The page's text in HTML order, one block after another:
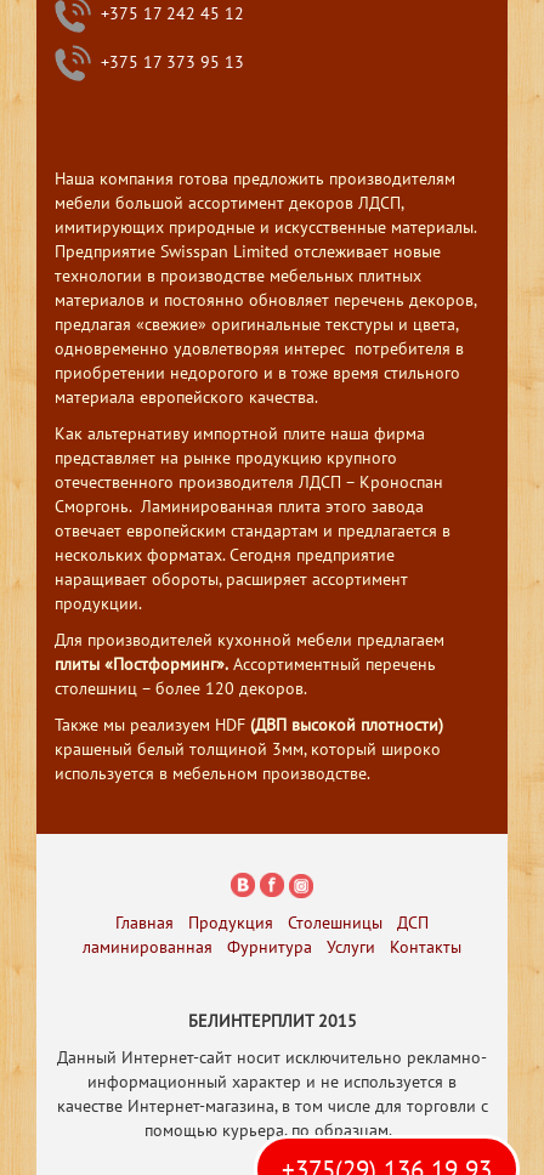
+375 17 242 45 12
+375 17 373 95 13
Наша компания готова предложить производителям
мебели большой ассортимент декоров ЛДСП,
имитирующих природные и искусственные материалы.
Предприятие Swisspan Limited отслеживает новые
технологии в производстве мебельных плитных
материалов и постоянно обновляет перечень декоров,
предлагая «свежие» оригинальные текстуры и цвета,
одновременно удовлетворяя интерес потребителя в
приобретении недорогого и в тоже время стильного
материала европейского качества.
Как альтернативу импортной плите наша фирма
представляет на рынке продукцию крупного
отечественного производителя ЛДСП – Кроноспан
Сморгонь. Ламинированная плита этого завода
отвечает европейским стандартам и предлагается в
нескольких форматах. Сегодня предприятие
наращивает обороты, расширяет ассортимент
продукции.
Для производителей кухонной мебели предлагаем
плиты «Постформинг». Ассортиментный перечень
столешниц – более 120 декоров.
Также мы реализуем HDF (ДВП высокой плотности)
крашеный белый толщиной 3мм, который широко
используется в мебельном производстве.
Главная Продукция Столешницы
ДСП
ламинированная
Фурнитура Услуги Контакты
БЕЛИНТЕРПЛИТ 2015
Данный Интернет-сайт носит исключительно рекламно-
информационный характер и не используется в
качестве Интернет-магазина, в том числе для торговли с
помощью курьера, по образцам.
Разработка